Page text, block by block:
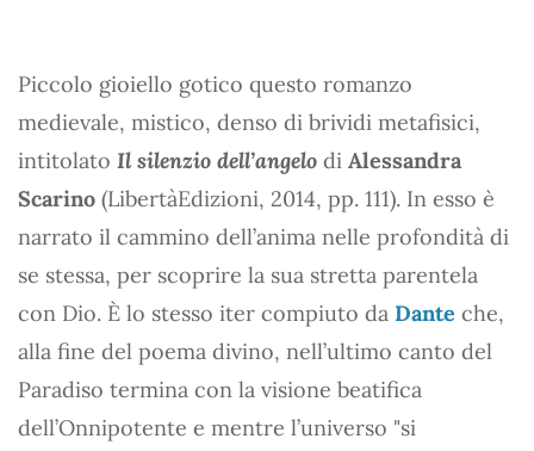
Piccolo gioiello gotico questo romanzo
medievale, mistico, denso di brividi metafisici,
intitolato Il silenzio dell’angelo di Alessandra
Scarino (LibertàEdizioni, 2014, pp. 111). In esso è
narrato il cammino dell’anima nelle profondità di
se stessa, per scoprire la sua stretta parentela
con Dio. È lo stesso iter compiuto da Dante che,
alla fine del poema divino, nell’ultimo canto del
Paradiso termina con la visione beatifica
dell’Onnipotente e mentre l’universo "si